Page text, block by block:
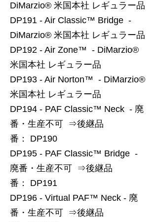
DiMarzio® 米国本社 レギュラー品
DP191 - Air Classic™ Bridge -
DiMarzio® 米国本社 レギュラー品
DP192 - Air Zone™ - DiMarzio®
米国本社 レギュラー品
DP193 - Air Norton™ - DiMarzio®
米国本社 レギュラー品
DP194 - PAF Classic™ Neck - 廃
番・生産不可 ⇒後継品
番： DP190
DP195 - PAF Classic™ Bridge -
廃番・生産不可 ⇒後継品
番： DP191
DP196 - Virtual PAF™ Neck - 廃
番・生産不可 ⇒後継品